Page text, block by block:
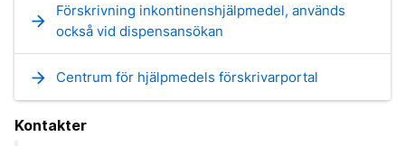
arrow_forward
Förskrivning inkontinenshjälpmedel, används
också vid dispensansökan
arrow_forward Centrum för hjälpmedels förskrivarportal
Kontakter